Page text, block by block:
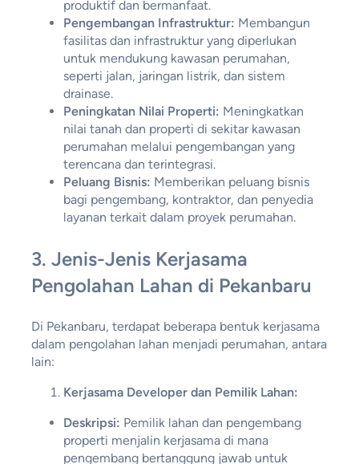
produktif dan bermanfaat.
Pengembangan Infrastruktur: Membangun
fasilitas dan infrastruktur yang diperlukan
untuk mendukung kawasan perumahan,
seperti jalan, jaringan listrik, dan sistem
drainase.
Peningkatan Nilai Properti: Meningkatkan
nilai tanah dan properti di sekitar kawasan
perumahan melalui pengembangan yang
terencana dan terintegrasi.
Peluang Bisnis: Memberikan peluang bisnis
bagi pengembang, kontraktor, dan penyedia
layanan terkait dalam proyek perumahan.
3. Jenis-Jenis Kerjasama
Pengolahan Lahan di Pekanbaru
Di Pekanbaru, terdapat beberapa bentuk kerjasama
dalam pengolahan lahan menjadi perumahan, antara
lain:
Kerjasama Developer dan Pemilik Lahan:
Deskripsi: Pemilik lahan dan pengembang
properti menjalin kerjasama di mana
pengembang bertanggung jawab untuk